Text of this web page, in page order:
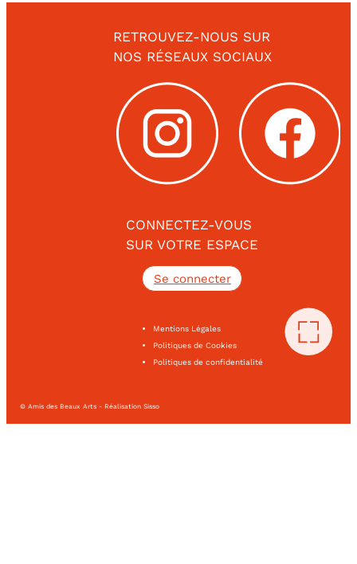
RETROUVEZ-NOUS SUR
NOS RÉSEAUX SOCIAUX
CONNECTEZ-VOUS
SUR VOTRE ESPACE
Se connecter
Mentions Légales
Politiques de Cookies
Politiques de confidentialité
© Amis des Beaux Arts - Réalisation Sisso